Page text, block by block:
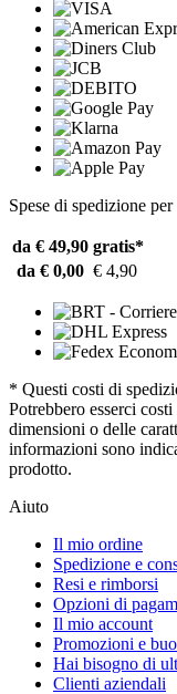
Spese di spedizione
da € 49,90 gratis*
da € 0,00 € 4,90
* Questi costi di
Potrebbero esserci
dimensioni o delle
informazioni sono
prodotto.
Aiuto
Il mio ordine
Spedizione e
Resi e rimborsi
Opzioni di
Il mio account
Promozioni e
Hai bisogno di
Clienti aziendali